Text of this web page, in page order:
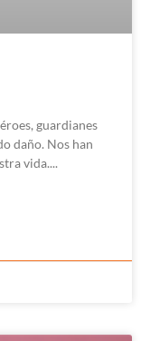
guardianes
daño. Nos han
vida.